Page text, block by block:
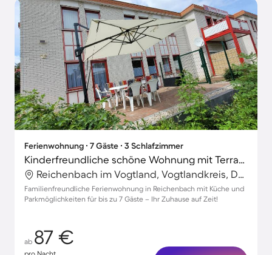
Ferienwohnung ∙ 7 Gäste ∙ 3 Schlafzimmer
Kinderfreundliche schöne Wohnung mit Terrasse
Reichenbach im Vogtland, Vogtlandkreis, Deutschland
Familienfreundliche Ferienwohnung in Reichenbach mit Küche und
Parkmöglichkeiten für bis zu 7 Gäste – Ihr Zuhause auf Zeit!
ab 87 €